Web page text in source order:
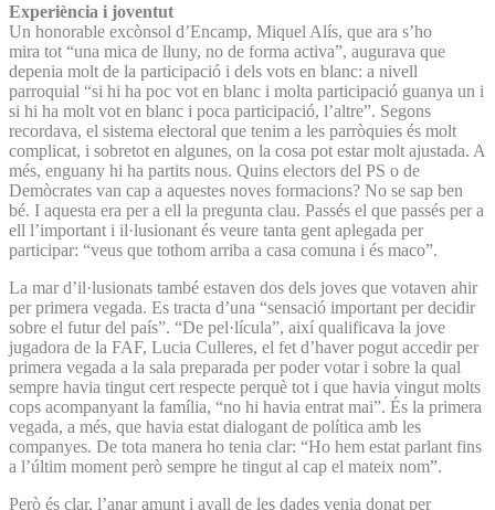
Experiència i joventut
Un honorable excònsol d’Encamp, Miquel Alís, que ara s’ho
mira tot “una mica de lluny, no de forma activa”, augurava que
depenia molt de la participació i dels vots en blanc: a nivell
parroquial “si hi ha poc vot en blanc i molta participació guanya un i
si hi ha molt vot en blanc i poca participació, l’altre”. Segons
recordava, el sistema electoral que tenim a les parròquies és molt
complicat, i sobretot en algunes, on la cosa pot estar molt ajustada. A
més, enguany hi ha partits nous. Quins electors del PS o de
Demòcrates van cap a aquestes noves formacions? No se sap ben
bé. I aquesta era per a ell la pregunta clau. Passés el que passés per a
ell l’important i il·lusionant és veure tanta gent aplegada per
participar: “veus que tothom arriba a casa comuna i és maco”.
La mar d’il·lusionats també estaven dos dels joves que votaven ahir
per primera vegada. Es tracta d’una “sensació important per decidir
sobre el futur del país”. “De pel·lícula”, així qualificava la jove
jugadora de la FAF, Lucia Culleres, el fet d’haver pogut accedir per
primera vegada a la sala preparada per poder votar i sobre la qual
sempre havia tingut cert respecte perquè tot i que havia vingut molts
cops acompanyant la família, “no hi havia entrat mai”. És la primera
vegada, a més, que havia estat dialogant de política amb les
companyes. De tota manera ho tenia clar: “Ho hem estat parlant fins
a l’últim moment però sempre he tingut al cap el mateix nom”.
Però és clar, l’anar amunt i avall de les dades venia donat per